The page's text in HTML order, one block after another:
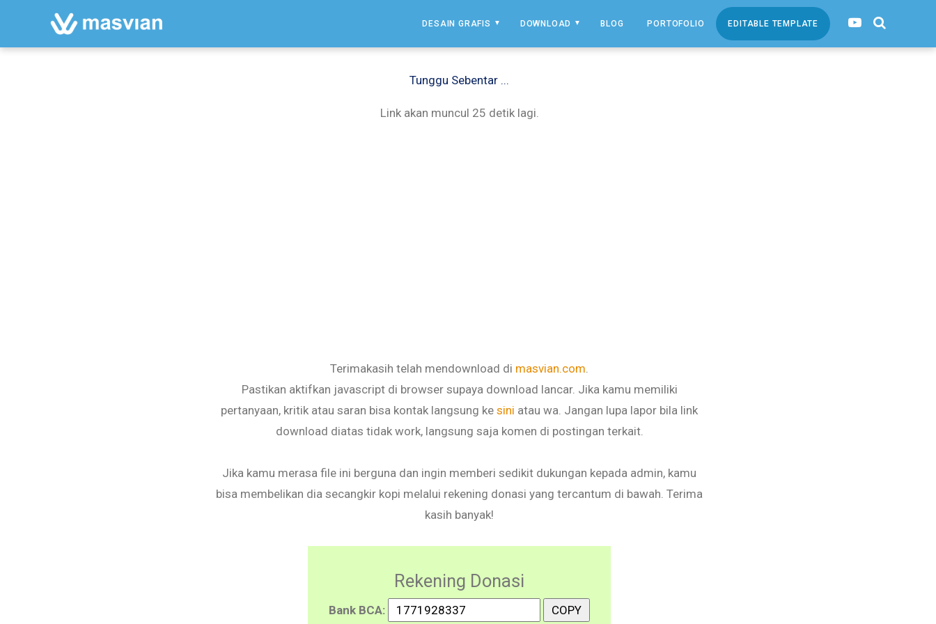
DESAIN GRAFIS DOWNLOAD BLOG PORTOFOLIO EDITABLE TEMPLATE
Tunggu Sebentar ...
Link akan muncul 25 detik lagi.
Terimakasih telah mendownload di masvian.com.
Pastikan aktifkan javascript di browser supaya download lancar. Jika kamu memiliki
pertanyaan, kritik atau saran bisa kontak langsung ke sini atau wa. Jangan lupa lapor bila link
download diatas tidak work, langsung saja komen di postingan terkait.
Jika kamu merasa file ini berguna dan ingin memberi sedikit dukungan kepada admin, kamu
bisa membelikan dia secangkir kopi melalui rekening donasi yang tercantum di bawah. Terima
kasih banyak!
Rekening Donasi
Bank BCA: COPY